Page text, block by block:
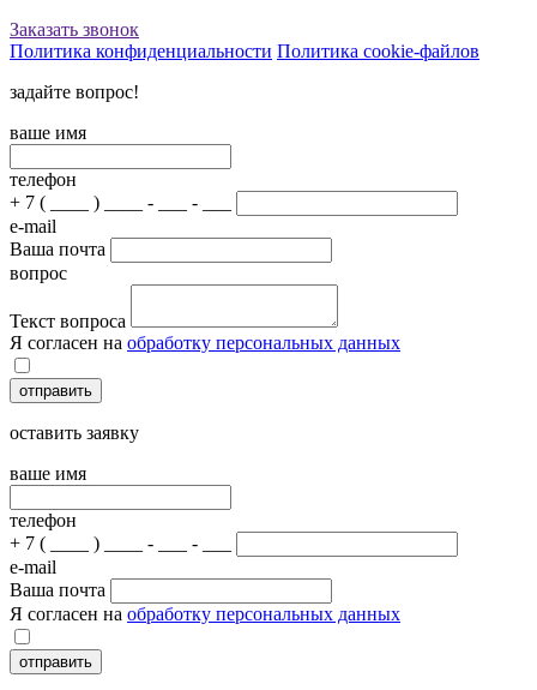
Заказать звонок
Политика конфиденциальности Политика cookie-файлов
задайте вопрос!
ваше имя
телефон
+ 7 ( ____ ) ____ - ___ - ___
e-mail
Ваша почта
вопрос
Текст вопроса
Я согласен на обработку персональных данных
отправить
оставить заявку
ваше имя
телефон
+ 7 ( ____ ) ____ - ___ - ___
e-mail
Ваша почта
Я согласен на обработку персональных данных
отправить